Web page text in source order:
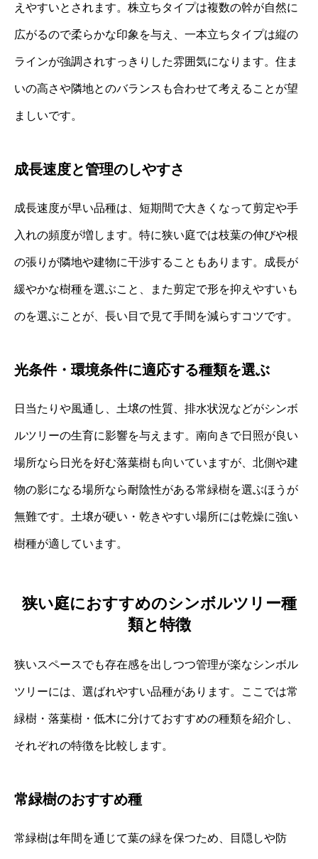
えやすいとされます。株立ちタイプは複数の幹が自然に
広がるので柔らかな印象を与え、一本立ちタイプは縦の
ラインが強調されすっきりした雰囲気になります。住ま
いの高さや隣地とのバランスも合わせて考えることが望
ましいです。
成長速度と管理のしやすさ
成長速度が早い品種は、短期間で大きくなって剪定や手
入れの頻度が増します。特に狭い庭では枝葉の伸びや根
の張りが隣地や建物に干渉することもあります。成長が
緩やかな樹種を選ぶこと、また剪定で形を抑えやすいも
のを選ぶことが、長い目で見て手間を減らすコツです。
光条件・環境条件に適応する種類を選ぶ
日当たりや風通し、土壌の性質、排水状況などがシンボ
ルツリーの生育に影響を与えます。南向きで日照が良い
場所なら日光を好む落葉樹も向いていますが、北側や建
物の影になる場所なら耐陰性がある常緑樹を選ぶほうが
無難です。土壌が硬い・乾きやすい場所には乾燥に強い
樹種が適しています。
狭い庭におすすめのシンボルツリー種
類と特徴
狭いスペースでも存在感を出しつつ管理が楽なシンボル
ツリーには、選ばれやすい品種があります。ここでは常
緑樹・落葉樹・低木に分けておすすめの種類を紹介し、
それぞれの特徴を比較します。
常緑樹のおすすめ種
常緑樹は年間を通じて葉の緑を保つため、目隠しや防